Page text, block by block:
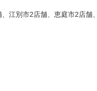
江別市2店舗、恵庭市2店舗